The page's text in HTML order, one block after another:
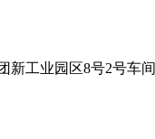
新工业园区8号2号车间